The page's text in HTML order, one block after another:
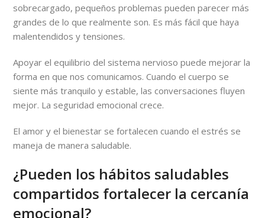
sobrecargado, pequeños problemas pueden parecer más
grandes de lo que realmente son. Es más fácil que haya
malentendidos y tensiones.
Apoyar el equilibrio del sistema nervioso puede mejorar la
forma en que nos comunicamos. Cuando el cuerpo se
siente más tranquilo y estable, las conversaciones fluyen
mejor. La seguridad emocional crece.
El amor y el bienestar se fortalecen cuando el estrés se
maneja de manera saludable.
¿Pueden los hábitos saludables
compartidos fortalecer la cercanía
emocional?